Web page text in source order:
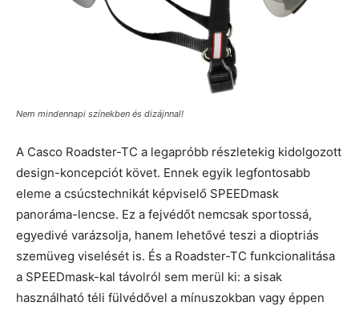
Nem mindennapi színekben és dizájnnal!
A Casco Roadster-TC a legapróbb részletekig kidolgozott
design-koncepciót követ. Ennek egyik legfontosabb
eleme a csúcstechnikát képviselő SPEEDmask
panoráma-lencse. Ez a fejvédőt nemcsak sportossá,
egyedivé varázsolja, hanem lehetővé teszi a dioptriás
szemüveg viselését is. És a Roadster-TC funkcionalitása
a SPEEDmask-kal távolról sem merül ki: a sisak
használható téli fülvédővel a mínuszokban vagy éppen